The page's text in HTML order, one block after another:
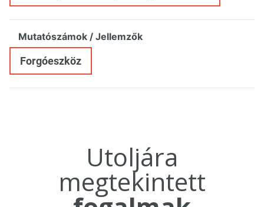
Mutatószámok / Jellemzők
Forgóeszköz
Utoljára
megtekintett